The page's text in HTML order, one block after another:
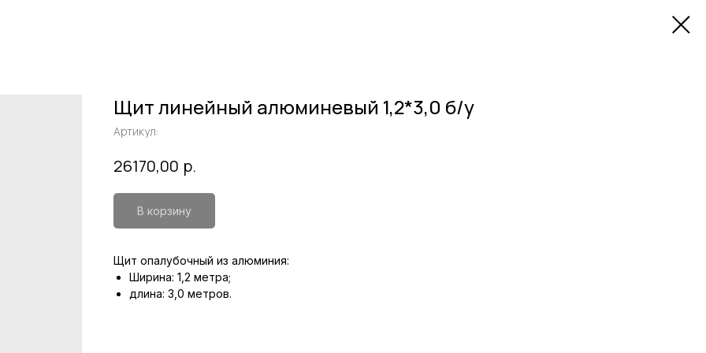
Щит линейный алюминевый 1,2*3,0 б/у
Артикул:
26170,00 р.
В корзину
Щит опалубочный из алюминия:
Ширина: 1,2 метра;
длина: 3,0 метров.